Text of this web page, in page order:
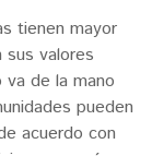
tienen mayor
valores
de la mano
pueden
acuerdo con